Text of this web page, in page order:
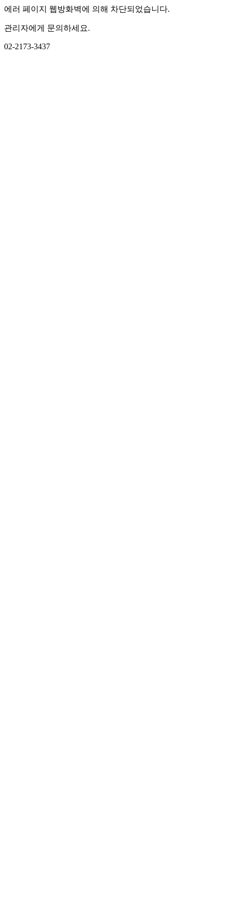
에러 페이지 웹방화벽에 의해 차단되었습니다.
관리자에게 문의하세요.
02-2173-3437